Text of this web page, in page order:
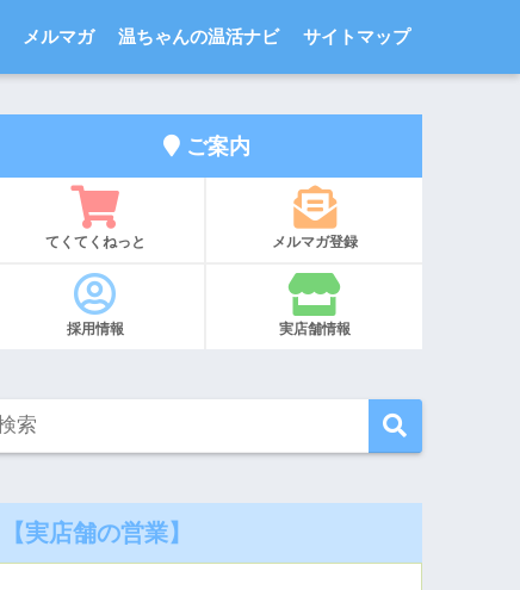
メルマガ 温ちゃんの温活ナビ サイトマップ
ご案内
てくてくねっと メルマガ登録
採用情報 実店舗情報
【実店舗の営業】